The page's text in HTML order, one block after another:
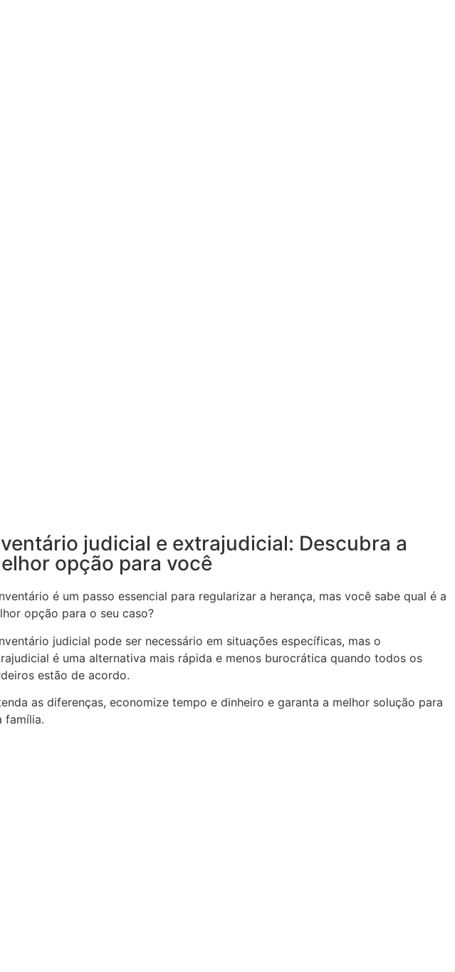
judicial e extrajudicial: Descubra a
opção para você
é um passo essencial para regularizar a herança, mas você sabe qual é a
opção para o seu caso?
judicial pode ser necessário em situações específicas, mas o
é uma alternativa mais rápida e menos burocrática quando todos os
estão de acordo.
as diferenças, economize tempo e dinheiro e garanta a melhor solução para
família.